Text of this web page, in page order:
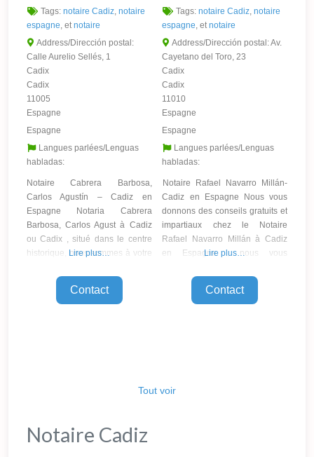
Tags: notaire Cadiz, notaire
espagne, etnotaire
Address/Dirección postal:
Calle Aurelio Sellés, 1
Cadix
Cadix
11005
Espagne
Espagne
Langues parlées/Lenguas
habladas:
Notaire Cabrera Barbosa,
Carlos Agustín – Cadiz en
Espagne Notaria Cabrera
Barbosa, Carlos Agust à Cadiz
ou Cadix , situé dans le centre
historique, nous sommes à votre
vous conseiller sur vos
questions juridiques et
Lire plus…
Contact
Tags: notaire Cadiz, notaire
espagne, etnotaire
Address/Dirección postal:Av.
Cayetano del Toro, 23
Cadix
Cadix
11010
Espagne
Espagne
Langues parlées/Lenguas
habladas:
Notaire Rafael Navarro Millán-
Cadiz en Espagne Nous vous
donnons des conseils gratuits et
impartiaux chez le Notaire
Rafael Navarro Millán à Cadiz
en Espagne , nous vous
d’atteindre avec succès vos
objectifs dans le cadre permis
Lire plus…
Contact
Tout voir
Notaire Cadiz